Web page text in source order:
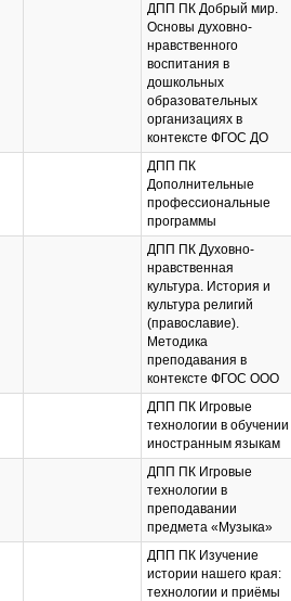
ДПП ПК Добрый мир.
Основы духовно-
нравственного
воспитания в
дошкольных
образовательных
организациях в
контексте ФГОС ДО
ДПП ПК
Дополнительные
профессиональные
программы
ДПП ПК Духовно-
нравственная
культура. История и
культура религий
(православие).
Методика
преподавания в
контексте ФГОС ООО
ДПП ПК Игровые
технологии в обучении
иностранным языкам
ДПП ПК Игровые
технологии в
преподавании
предмета «Музыка»
ДПП ПК Изучение
истории нашего края:
технологии и приёмы